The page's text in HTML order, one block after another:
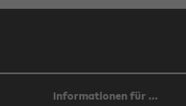
Informationen für ...